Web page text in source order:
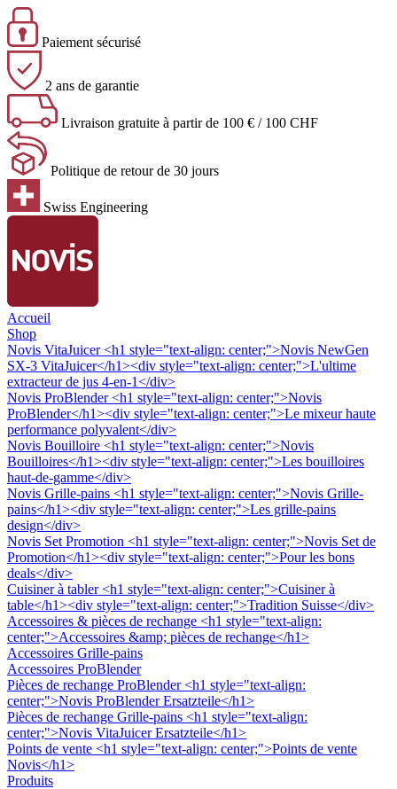
Paiement sécurisé
2 ans de garantie
Livraison gratuite à partir de 100 € / 100 CHF
Politique de retour de 30 jours
Swiss Engineering
Accueil
Shop
Novis VitaJuicer <h1 style="text-align: center;">Novis NewGen
SX-3 VitaJuicer</h1><div style="text-align: center;">L'ultime
extracteur de jus 4-en-1</div>
Novis ProBlender <h1 style="text-align: center;">Novis
ProBlender</h1><div style="text-align: center;">Le mixeur haute
performance polyvalent</div>
Novis Bouilloire <h1 style="text-align: center;">Novis
Bouilloires</h1><div style="text-align: center;">Les bouilloires
haut-de-gamme</div>
Novis Grille-pains <h1 style="text-align: center;">Novis Grille-
pains</h1><div style="text-align: center;">Les grille-pains
design</div>
Novis Set Promotion <h1 style="text-align: center;">Novis Set de
Promotion</h1><div style="text-align: center;">Pour les bons
deals</div>
Cuisiner à tabler <h1 style="text-align: center;">Cuisiner à
table</h1><div style="text-align: center;">Tradition Suisse</div>
Accessoires & pièces de rechange <h1 style="text-align:
center;">Accessoires &amp; pièces de rechange</h1>
Accessoires Grille-pains
Accessoires ProBlender
Pièces de rechange ProBlender <h1 style="text-align:
center;">Novis ProBlender Ersatzteile</h1>
Pièces de rechange Grille-pains <h1 style="text-align:
center;">Novis VitaJuicer Ersatzteile</h1>
Points de vente <h1 style="text-align: center;">Points de vente
Novis</h1>
Produits